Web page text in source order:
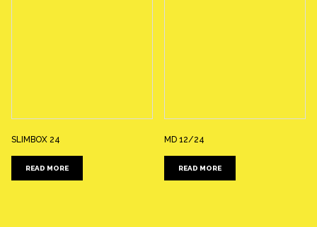
SLIMBOX 24
READ MORE
MD 12/24
READ MORE